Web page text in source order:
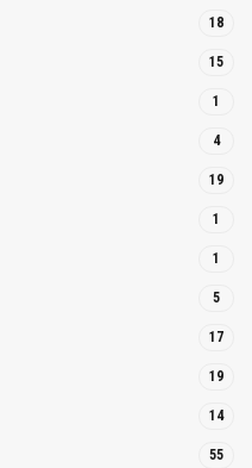
18
15
1
4
19
1
1
5
17
19
14
55